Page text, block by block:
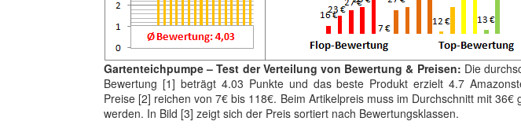
Gartenteichpumpe – Test der Verteilung von Bewertung & Preisen: Die
Bewertung [1] beträgt 4.03 Punkte und das beste Produkt erzielt 4.7
Preise [2] reichen von 7€ bis 118€. Beim Artikelpreis muss im Durchschnitt mit 36€
werden. In Bild [3] zeigt sich der Preis sortiert nach Bewertungsklassen.